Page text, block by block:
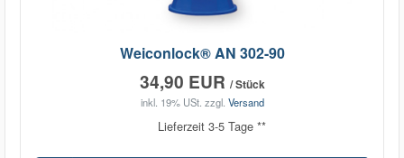
Weiconlock® AN 302-90
34,90 EUR / Stück
inkl. 19% USt. zzgl. Versand
Lieferzeit 3-5 Tage **